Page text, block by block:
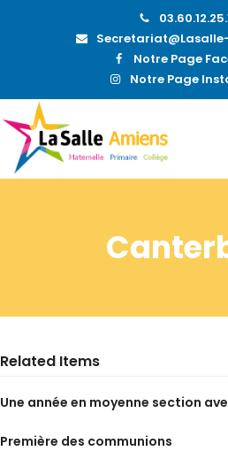
Notre Page
Notre Page
Related Items
Une année en moyenne section
Première des communions